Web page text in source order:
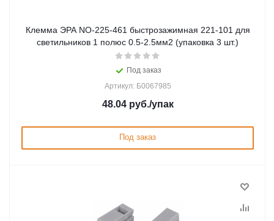
Клемма ЭРА NO-225-461 быстрозажимная 221-101 для
светильников 1 полюс 0.5-2.5мм2 (упаковка 3 шт.)
Под заказ
Артикул: Б0067985
48.04руб./упак
Под заказ